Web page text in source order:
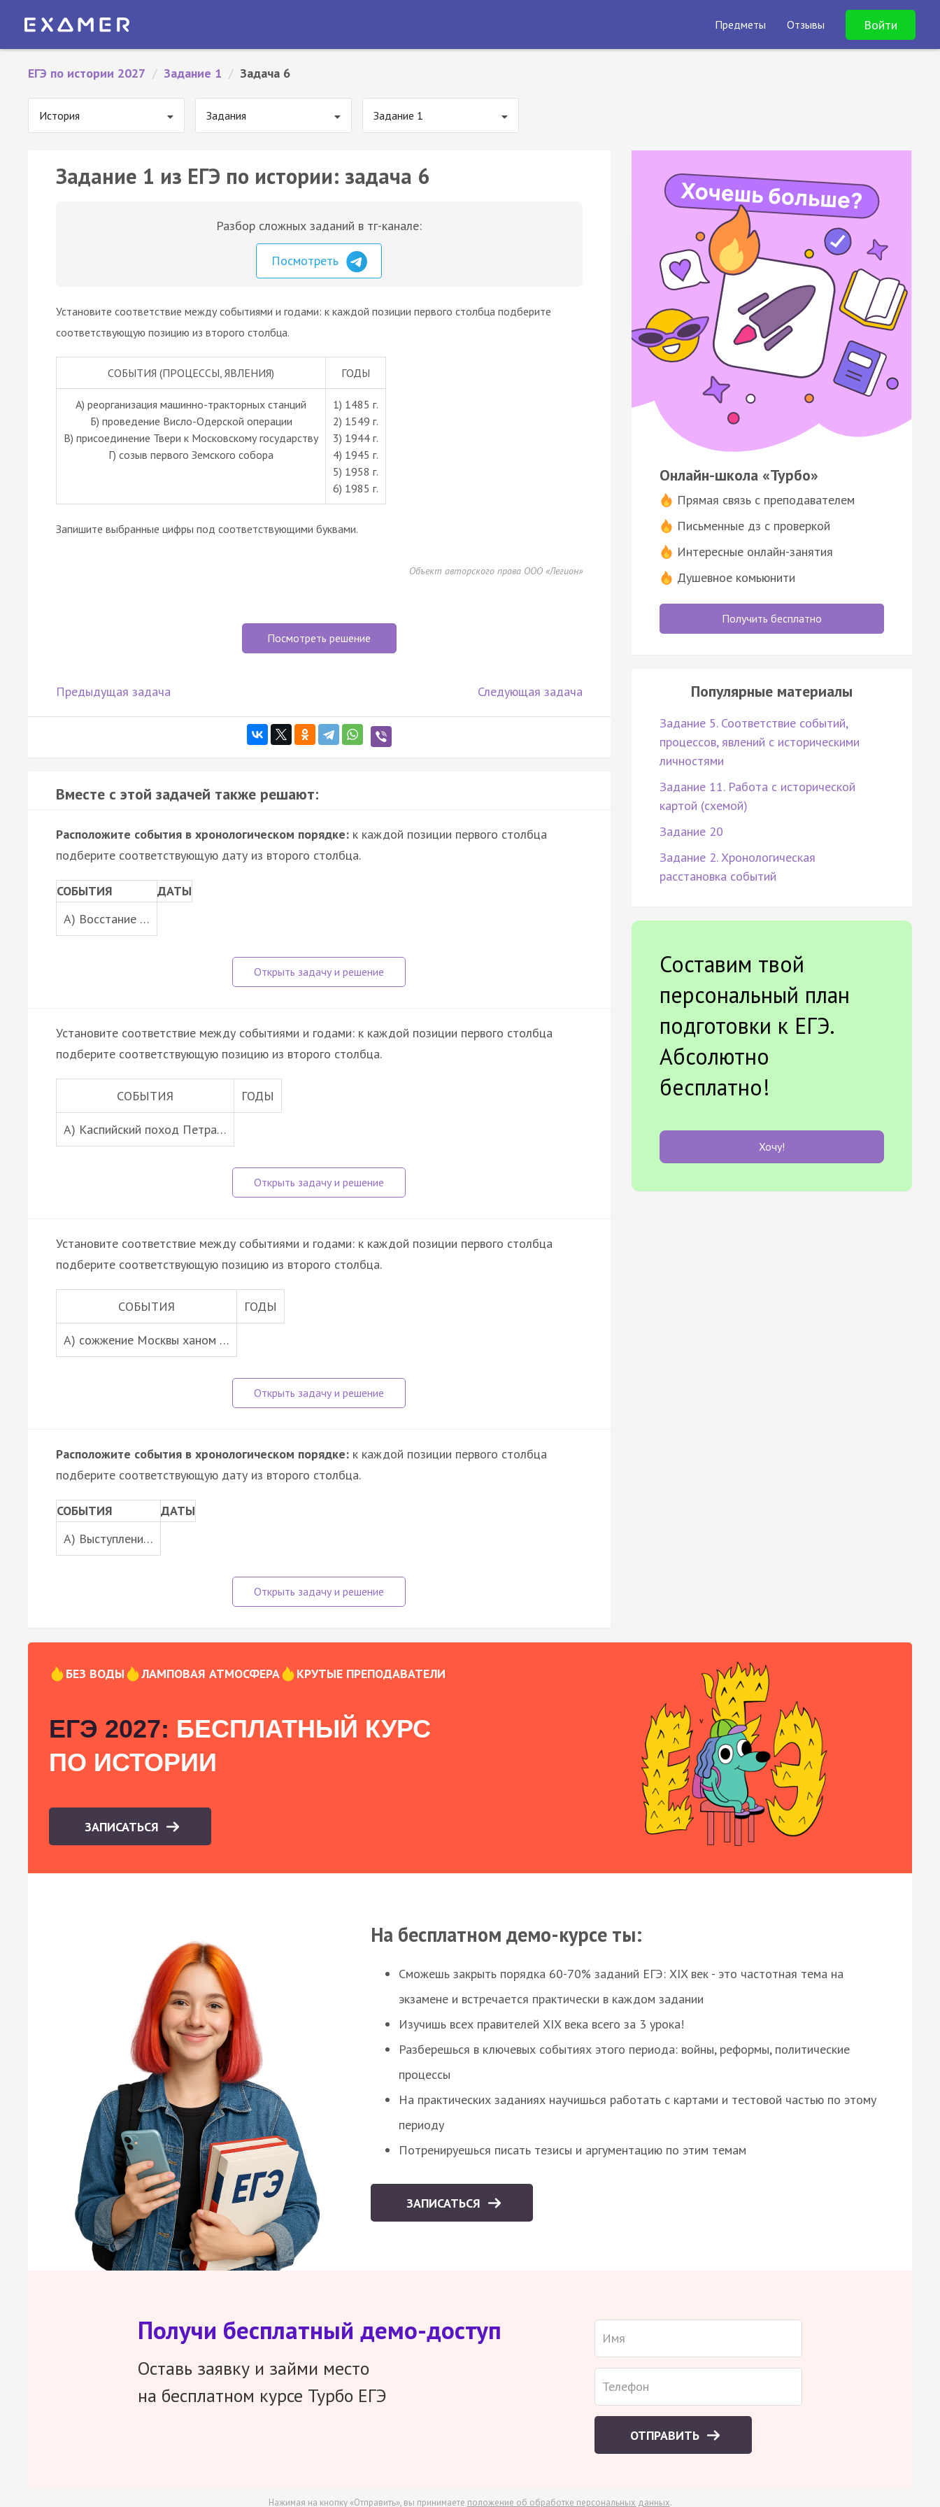
Предметы Отзывы Войти
ЕГЭ по истории 2027 / Задание 1 / Задача 6
История Задания Задание 1
Задание 1 из ЕГЭ по истории: задача 6
Разбор сложных заданий в тг-канале:
Посмотреть
Установите соответствие между событиями и годами: к каждой позиции первого столбца подберите
соответствующую позицию из второго столбца.
СОБЫТИЯ (ПРОЦЕССЫ, ЯВЛЕНИЯ) ГОДЫ
А) реорганизация машинно-тракторных станций
Б) проведение Висло-Одерской операции
В) присоединение Твери к Московскому государству
Г) созыв первого Земского собора
1) 1485 г.
2) 1549 г.
3) 1944 г.
4) 1945 г.
5) 1958 г.
6) 1985 г.
Запишите выбранные цифры под соответствующими буквами.
Объект авторского права ООО «Легион»
Посмотреть решение
Предыдущая задача Следующая задача
Вместе с этой задачей также решают:
Расположите события в хронологическом порядке: к каждой позиции первого столбца
подберите соответствующую дату из второго столбца.
СОБЫТИЯ
ДАТЫ
A) Восстание …
Установите соответствие между событиями и годами: к каждой позиции первого столбца
подберите соответствующую позицию из второго столбца.
СОБЫТИЯ ГОДЫ
A) Каспийский поход Петра…
Установите соответствие между событиями и годами: к каждой позиции первого столбца
подберите соответствующую позицию из второго столбца.
СОБЫТИЯ ГОДЫ
А) сожжение Москвы ханом …
Расположите события в хронологическом порядке: к каждой позиции первого столбца
подберите соответствующую дату из второго столбца.
СОБЫТИЯ
ДАТЫ
A) Выступлени…
Онлайн-школа «Турбо»
Прямая связь с преподавателем
Письменные дз с проверкой
Интересные онлайн-занятия
Душевное комьюнити
Получить бесплатно
Популярные материалы
Задание 5. Соответствие событий,
процессов, явлений с историческими
личностями
Задание 11. Работа с исторической
картой (схемой)
Задание 20
Задание 2. Хронологическая
расстановка событий
Составим твой
персональный план
подготовки к ЕГЭ.
Абсолютно
бесплатно!
Хочу!
БЕЗ ВОДЫ ЛАМПОВАЯ АТМОСФЕРА КРУТЫЕ ПРЕПОДАВАТЕЛИ
ЕГЭ 2027: БЕСПЛАТНЫЙ КУРС
ПО ИСТОРИИ
ЗАПИСАТЬСЯ
На бесплатном демо-курсе ты:
Сможешь закрыть порядка 60-70% заданий ЕГЭ: XIX век - это частотная тема на
экзамене и встречается практически в каждом задании
Изучишь всех правителей XIX века всего за 3 урока!
Разберешься в ключевых событиях этого периода: войны, реформы, политические
процессы
На практических заданиях научишься работать с картами и тестовой частью по этому
периоду
Потренируешься писать тезисы и аргументацию по этим темам
ЗАПИСАТЬСЯ
Получи бесплатный демо-доступ
Оставь заявку и займи место
на бесплатном курсе Турбо ЕГЭ
ОТПРАВИТЬ
Нажимая на кнопку «Отправить», вы принимаете положение об обработке персональных данных.